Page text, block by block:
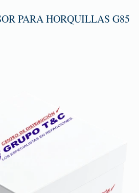
PARA HORQUILLAS G85